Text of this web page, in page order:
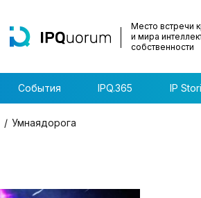
Место встречи
и мира
собственности
События IPQ.365 IP
Умнаядорога